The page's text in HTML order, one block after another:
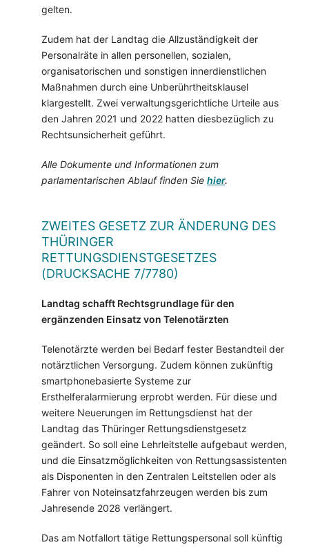
gelten.
Zudem hat der Landtag die Allzuständigkeit der
Personalräte in allen personellen, sozialen,
organisatorischen und sonstigen innerdienstlichen
Maßnahmen durch eine Unberührtheitsklausel
klargestellt. Zwei verwaltungsgerichtliche Urteile aus
den Jahren 2021 und 2022 hatten diesbezüglich zu
Rechtsunsicherheit geführt.
Alle Dokumente und Informationen zum
parlamentarischen Ablauf finden Sie hier.
ZWEITES GESETZ ZUR ÄNDERUNG DES
THÜRINGER
RETTUNGSDIENSTGESETZES
(DRUCKSACHE 7/7780)
Landtag schafft Rechtsgrundlage für den
ergänzenden Einsatz von Telenotärzten
Telenotärzte werden bei Bedarf fester Bestandteil der
notärztlichen Versorgung. Zudem können zukünftig
smartphonebasierte Systeme zur
Ersthelferalarmierung erprobt werden. Für diese und
weitere Neuerungen im Rettungsdienst hat der
Landtag das Thüringer Rettungsdienstgesetz
geändert. So soll eine Lehrleitstelle aufgebaut werden,
und die Einsatzmöglichkeiten von Rettungsassistenten
als Disponenten in den Zentralen Leitstellen oder als
Fahrer von Noteinsatzfahrzeugen werden bis zum
Jahresende 2028 verlängert.
Das am Notfallort tätige Rettungspersonal soll künftig